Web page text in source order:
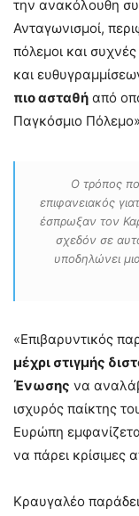
την ανακόλουθη
Ανταγωνισμοί,
πόλεμοι και
και
πιο ασταθή από
Παγκόσμιο
Ο τρόπος
επιφανειακός
έσπρωξαν τον
σχεδόν σε
υποδηλώνει
«Επιβαρυντικός
μέχρι στιγμής
Ένωσης να
ισχυρός παίκτης
Ευρώπη
να πάρει κρίσιμες
Κραυγαλέο